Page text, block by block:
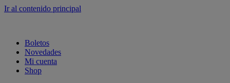
Ir al contenido principal
Boletos
Novedades
Mi cuenta
Shop